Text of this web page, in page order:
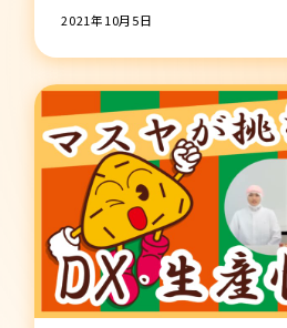
2021年10月5日